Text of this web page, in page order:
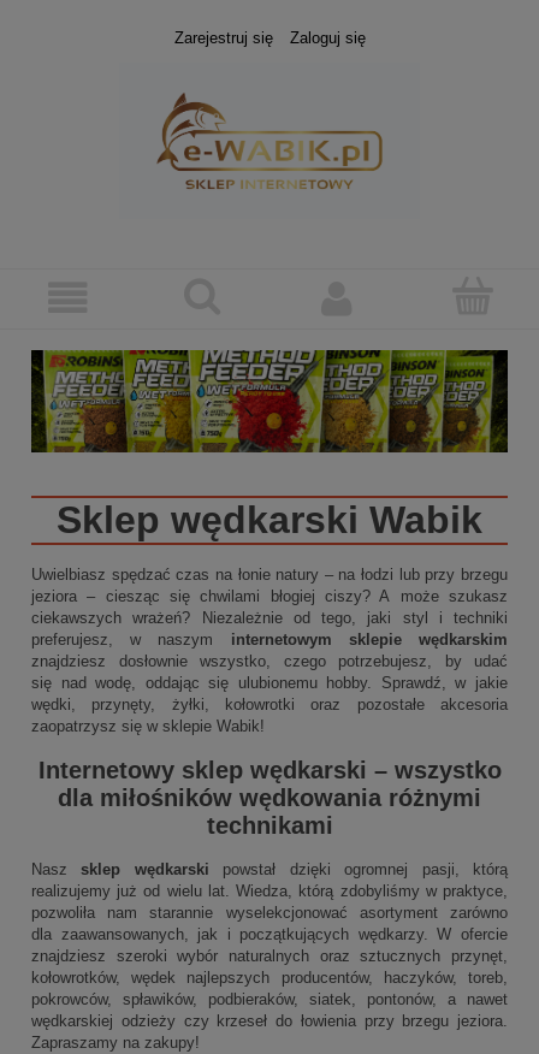
Zarejestruj się Zaloguj się
Sklep wędkarski Wabik
Uwielbiasz spędzać czas na łonie natury – na łodzi lub przy brzegu
jeziora – ciesząc się chwilami błogiej ciszy? A może szukasz
ciekawszych wrażeń? Niezależnie od tego, jaki styl i techniki
preferujesz, w naszym internetowym sklepie wędkarskim
znajdziesz dosłownie wszystko, czego potrzebujesz, by udać
się nad wodę, oddając się ulubionemu hobby. Sprawdź, w jakie
wędki, przynęty, żyłki, kołowrotki oraz pozostałe akcesoria
zaopatrzysz się w sklepie Wabik!
Internetowy sklep wędkarski – wszystko
dla miłośników wędkowania różnymi
technikami
Naszsklep wędkarski powstał dzięki ogromnej pasji, którą
realizujemy już od wielu lat. Wiedza, którą zdobyliśmy w praktyce,
pozwoliła nam starannie wyselekcjonować asortyment zarówno
dla zaawansowanych, jak i początkujących wędkarzy. W ofercie
znajdziesz szeroki wybór naturalnych oraz sztucznych przynęt,
kołowrotków, wędek najlepszych producentów, haczyków, toreb,
pokrowców, spławików, podbieraków, siatek, pontonów, a nawet
wędkarskiej odzieży czy krzeseł do łowienia przy brzegu jeziora.
Zapraszamy na zakupy!